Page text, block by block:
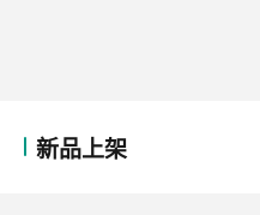
新品上架